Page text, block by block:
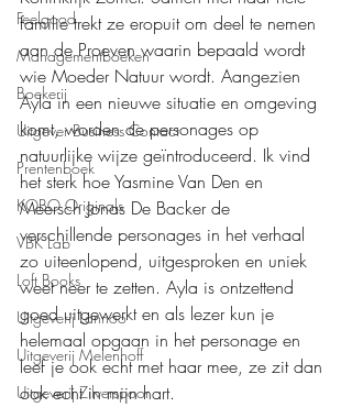
Feelgood
Managementboeken
Boekerij
Uitgever Business Contact
Prentenboek
KOBO Originals
VBK Lab
Loft Books
Uitgeverij Lannoo
Uitgeverij Melenhoff
Uitgeverij Zilverspoor
familie trekt ze eropuit om deel te nemen
aan de Proeven waarin bepaald wordt
wie Moeder Natuur wordt. Aangezien
Ayla in een nieuwe situatie en omgeving
komt, worden de personages op
natuurlijke wijze geïntroduceerd. Ik vind
het sterk hoe Yasmine Van Den en
Meersch Jonas De Backer de
verschillende personages in het verhaal
zo uiteenlopend, uitgesproken en uniek
weet neer te zetten. Ayla is ontzettend
goed uitgewerkt en als lezer kun je
helemaal opgaan in het personage en
leef je ook echt met haar mee, ze zit dan
ook echt in mijn hart.